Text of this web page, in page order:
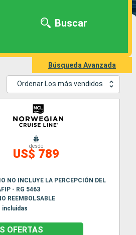
Buscar
Búsqueda Avanzada
Ordenar Los más vendidos
desde
US$ 789
NO INCLUYE LA PERCEPCIÓN DEL
- RG 5463
REEMBOLSABLE
incluidas
OFERTAS